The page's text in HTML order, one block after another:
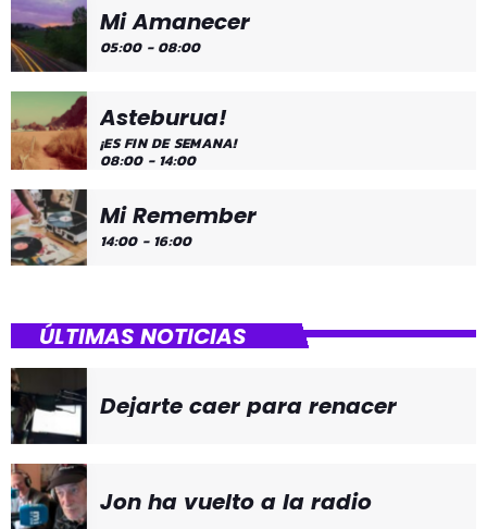
Mi Amanecer
05:00 - 08:00
Asteburua!
¡ES FIN DE SEMANA!
08:00 - 14:00
Mi Remember
14:00 - 16:00
ÚLTIMAS NOTICIAS
Dejarte caer para renacer
Jon ha vuelto a la radio